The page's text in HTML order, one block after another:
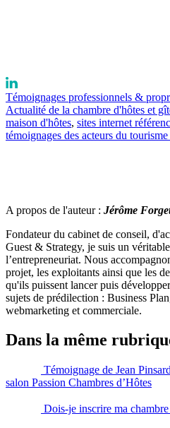
Témoignages professionnels &
Actualité de la chambre d'hôtes et
maison d'hôtes, sites internet
témoignages des acteurs du
A propos de l'auteur : Jérôme
Fondateur du cabinet de conseil,
Guest & Strategy, je suis un
l’entrepreneuriat. Nous
projet, les exploitants ainsi que les
qu'ils puissent lancer puis
sujets de prédilection : Business
webmarketing et commerciale.
Dans la même
Témoignage de Jean
salon Passion Chambres d’Hôtes
Dois-je inscrire ma